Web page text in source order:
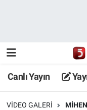
Canlı Yayın
VIDEO GALERI
TV 5 Ekranı